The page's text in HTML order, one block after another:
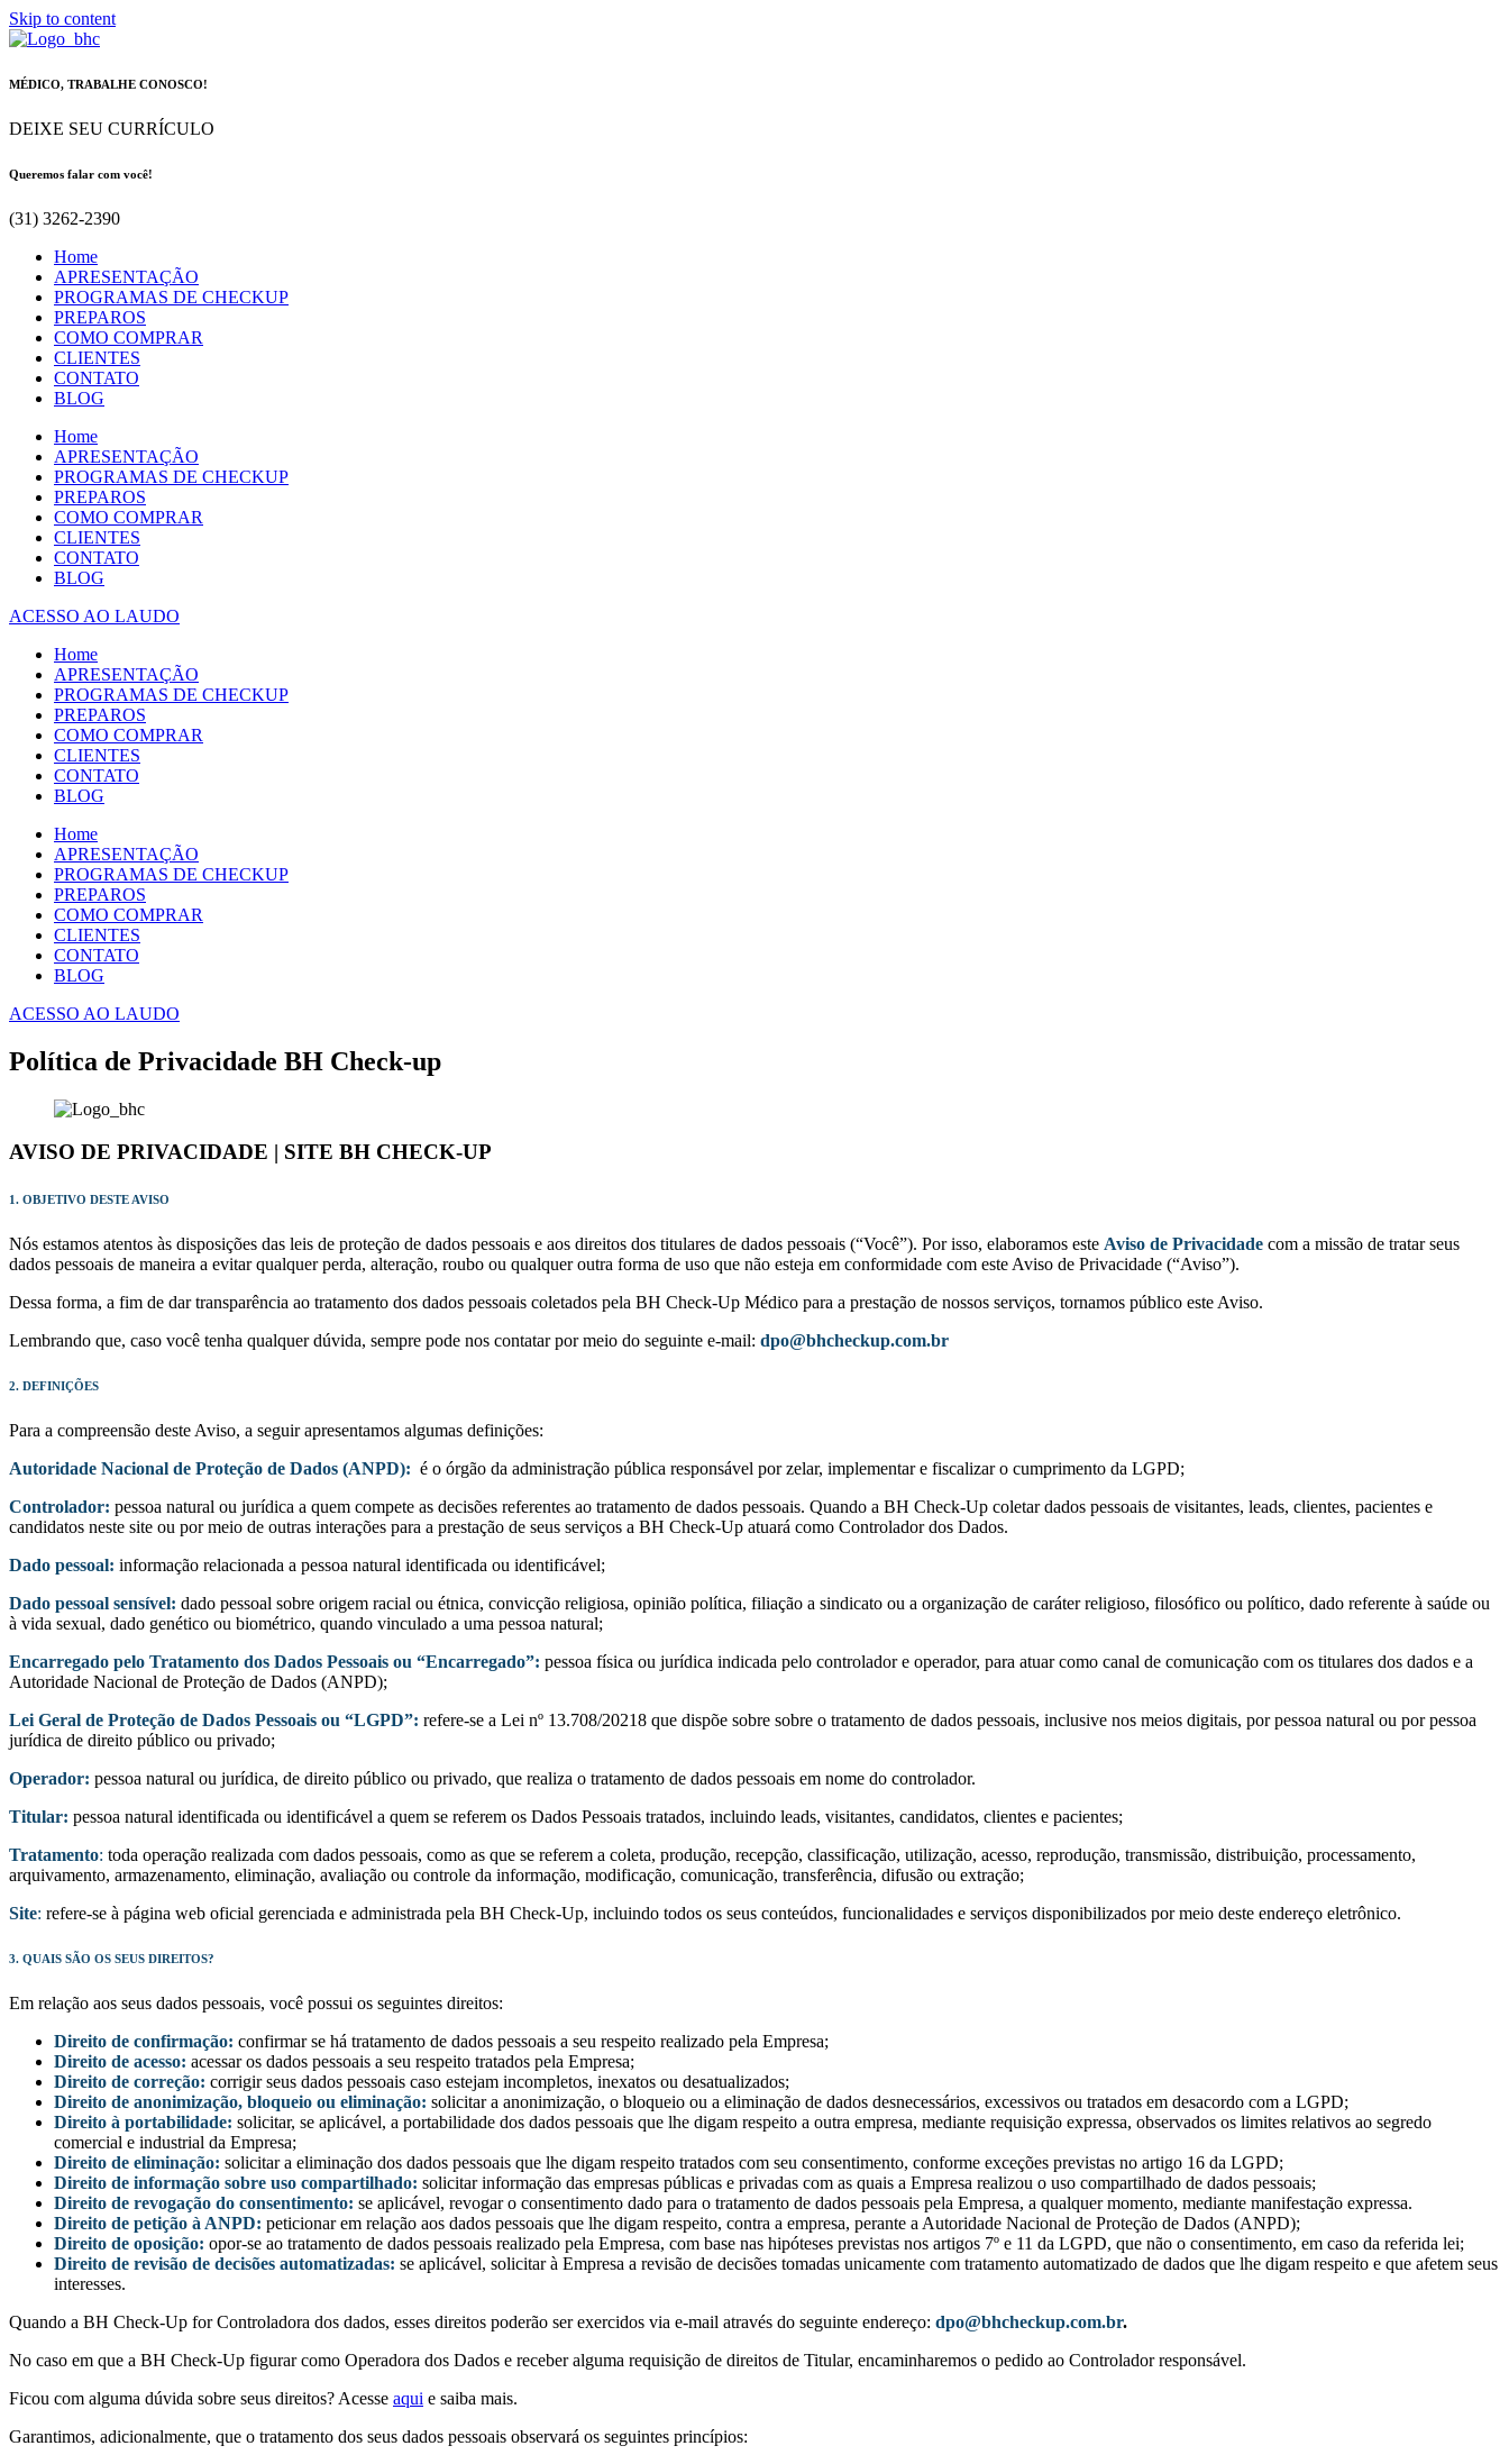
Skip to content
MÉDICO, TRABALHE CONOSCO!
DEIXE SEU CURRÍCULO
Queremos falar com você!
(31) 3262-2390
Home
APRESENTAÇÃO
PROGRAMAS DE CHECKUP
PREPAROS
COMO COMPRAR
CLIENTES
CONTATO
BLOG
Home
APRESENTAÇÃO
PROGRAMAS DE CHECKUP
PREPAROS
COMO COMPRAR
CLIENTES
CONTATO
BLOG
ACESSO AO LAUDO
Home
APRESENTAÇÃO
PROGRAMAS DE CHECKUP
PREPAROS
COMO COMPRAR
CLIENTES
CONTATO
BLOG
Home
APRESENTAÇÃO
PROGRAMAS DE CHECKUP
PREPAROS
COMO COMPRAR
CLIENTES
CONTATO
BLOG
ACESSO AO LAUDO
Política de Privacidade BH Check-up
AVISO DE PRIVACIDADE | SITE BH CHECK-UP
1. OBJETIVO DESTE AVISO
Nós estamos atentos às disposições das leis de proteção de dados pessoais e aos direitos dos titulares de dados pessoais (“Você”). Por isso, elaboramos este Aviso de Privacidade com a missão de tratar seus
dados pessoais de maneira a evitar qualquer perda, alteração, roubo ou qualquer outra forma de uso que não esteja em conformidade com este Aviso de Privacidade (“Aviso”).
Dessa forma, a fim de dar transparência ao tratamento dos dados pessoais coletados pela BH Check-Up Médico para a prestação de nossos serviços, tornamos público este Aviso.
Lembrando que, caso você tenha qualquer dúvida, sempre pode nos contatar por meio do seguinte e-mail: dpo@bhcheckup.com.br
2. DEFINIÇÕES
Para a compreensão deste Aviso, a seguir apresentamos algumas definições:
Autoridade Nacional de Proteção de Dados (ANPD): é o órgão da administração pública responsável por zelar, implementar e fiscalizar o cumprimento da LGPD;
Controlador: pessoa natural ou jurídica a quem compete as decisões referentes ao tratamento de dados pessoais. Quando a BH Check-Up coletar dados pessoais de visitantes, leads, clientes, pacientes e
candidatos neste site ou por meio de outras interações para a prestação de seus serviços a BH Check-Up atuará como Controlador dos Dados.
Dado pessoal: informação relacionada a pessoa natural identificada ou identificável;
Dado pessoal sensível: dado pessoal sobre origem racial ou étnica, convicção religiosa, opinião política, filiação a sindicato ou a organização de caráter religioso, filosófico ou político, dado referente à saúde ou
à vida sexual, dado genético ou biométrico, quando vinculado a uma pessoa natural;
Encarregado pelo Tratamento dos Dados Pessoais ou “Encarregado”: pessoa física ou jurídica indicada pelo controlador e operador, para atuar como canal de comunicação com os titulares dos dados e a
Autoridade Nacional de Proteção de Dados (ANPD);
Lei Geral de Proteção de Dados Pessoais ou “LGPD”: refere-se a Lei nº 13.708/20218 que dispõe sobre sobre o tratamento de dados pessoais, inclusive nos meios digitais, por pessoa natural ou por pessoa
jurídica de direito público ou privado;
Operador: pessoa natural ou jurídica, de direito público ou privado, que realiza o tratamento de dados pessoais em nome do controlador.
Titular: pessoa natural identificada ou identificável a quem se referem os Dados Pessoais tratados, incluindo leads, visitantes, candidatos, clientes e pacientes;
Tratamento: toda operação realizada com dados pessoais, como as que se referem a coleta, produção, recepção, classificação, utilização, acesso, reprodução, transmissão, distribuição, processamento,
arquivamento, armazenamento, eliminação, avaliação ou controle da informação, modificação, comunicação, transferência, difusão ou extração;
Site: refere-se à página web oficial gerenciada e administrada pela BH Check-Up, incluindo todos os seus conteúdos, funcionalidades e serviços disponibilizados por meio deste endereço eletrônico.
3. QUAIS SÃO OS SEUS DIREITOS?
Em relação aos seus dados pessoais, você possui os seguintes direitos:
Direito de confirmação: confirmar se há tratamento de dados pessoais a seu respeito realizado pela Empresa;
Direito de acesso: acessar os dados pessoais a seu respeito tratados pela Empresa;
Direito de correção: corrigir seus dados pessoais caso estejam incompletos, inexatos ou desatualizados;
Direito de anonimização, bloqueio ou eliminação: solicitar a anonimização, o bloqueio ou a eliminação de dados desnecessários, excessivos ou tratados em desacordo com a LGPD;
Direito à portabilidade: solicitar, se aplicável, a portabilidade dos dados pessoais que lhe digam respeito a outra empresa, mediante requisição expressa, observados os limites relativos ao segredo
comercial e industrial da Empresa;
Direito de eliminação: solicitar a eliminação dos dados pessoais que lhe digam respeito tratados com seu consentimento, conforme exceções previstas no artigo 16 da LGPD;
Direito de informação sobre uso compartilhado: solicitar informação das empresas públicas e privadas com as quais a Empresa realizou o uso compartilhado de dados pessoais;
Direito de revogação do consentimento: se aplicável, revogar o consentimento dado para o tratamento de dados pessoais pela Empresa, a qualquer momento, mediante manifestação expressa.
Direito de petição à ANPD: peticionar em relação aos dados pessoais que lhe digam respeito, contra a empresa, perante a Autoridade Nacional de Proteção de Dados (ANPD);
Direito de oposição: opor-se ao tratamento de dados pessoais realizado pela Empresa, com base nas hipóteses previstas nos artigos 7º e 11 da LGPD, que não o consentimento, em caso da referida lei;
Direito de revisão de decisões automatizadas: se aplicável, solicitar à Empresa a revisão de decisões tomadas unicamente com tratamento automatizado de dados que lhe digam respeito e que afetem seus
interesses.
Quando a BH Check-Up for Controladora dos dados, esses direitos poderão ser exercidos via e-mail através do seguinte endereço: dpo@bhcheckup.com.br.
No caso em que a BH Check-Up figurar como Operadora dos Dados e receber alguma requisição de direitos de Titular, encaminharemos o pedido ao Controlador responsável.
Ficou com alguma dúvida sobre seus direitos? Acesse aqui e saiba mais.
Garantimos, adicionalmente, que o tratamento dos seus dados pessoais observará os seguintes princípios: